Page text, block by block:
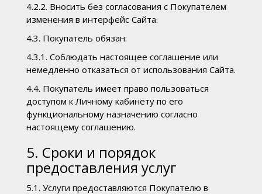
4.2.2. Вносить без согласования с Покупателем
изменения в интерфейс Сайта.
4.3. Покупатель обязан:
4.3.1. Соблюдать настоящее соглашение или
немедленно отказаться от использования Сайта.
4.4. Покупатель имеет право пользоваться
доступом к Личному кабинету по его
функциональному назначению согласно
настоящему соглашению.
5. Сроки и порядок
предоставления услуг
5.1. Услуги предоставляются Покупателю в